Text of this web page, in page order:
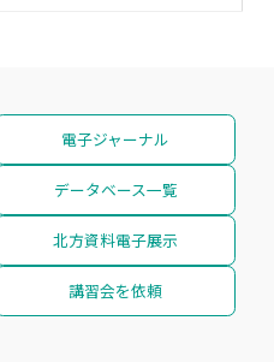
電子ジャーナル
データベース一覧
北方資料電子展示
講習会を依頼